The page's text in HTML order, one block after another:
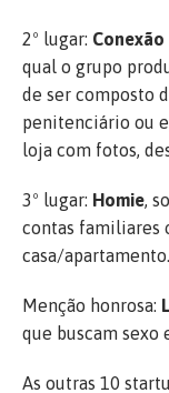
2º lugar:
qual o grupo
de ser composto
penitenciário ou
loja com fotos,
3º lugar: Homie,
contas familiares
casa/apartamento.
Menção honrosa:
que buscam sexo
As outras 10